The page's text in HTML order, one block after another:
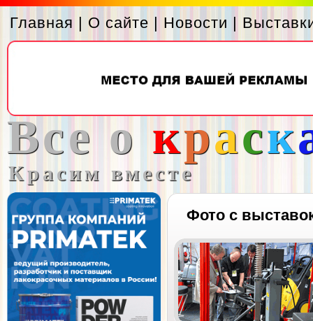
Главная | О сайте | Новости |
Все о краск
Красим вместе
Фото с